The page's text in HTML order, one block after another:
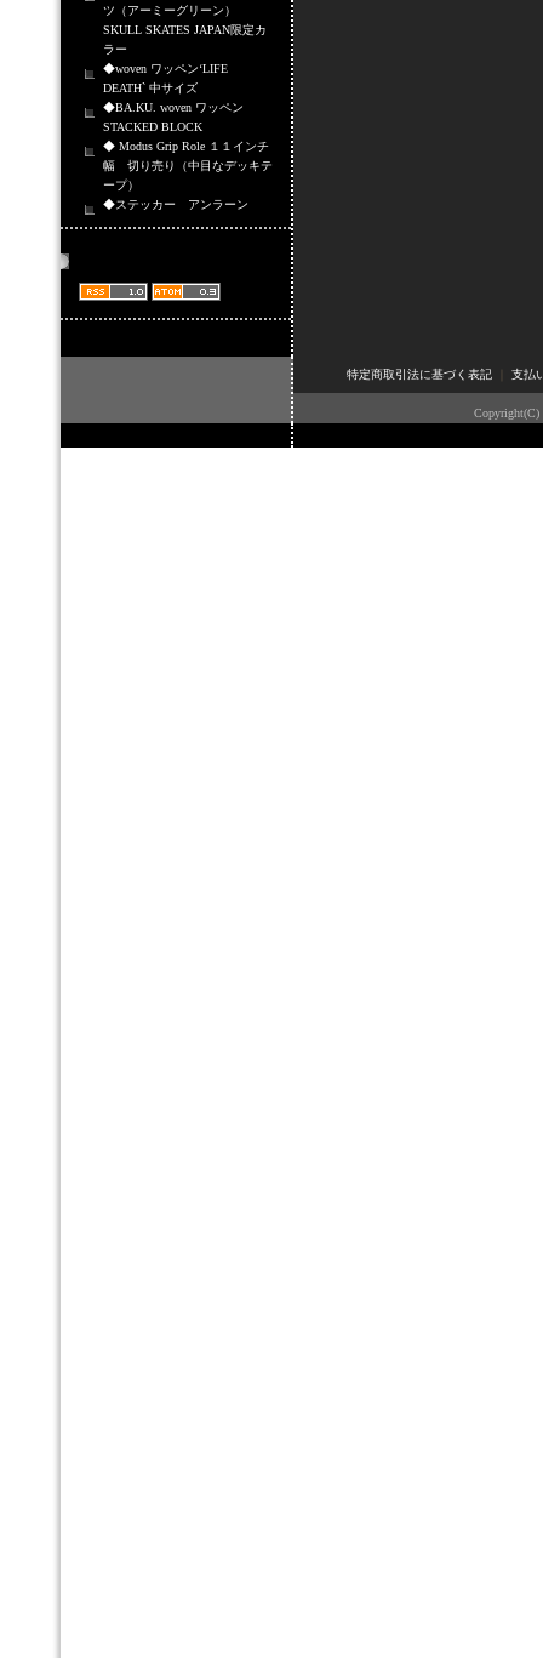
ツ（アーミーグリーン）
SKULL SKATES JAPAN限定カ
ラー
◆woven ワッペン‘LIFE
DEATH` 中サイズ
◆BA.KU. woven ワッペン
STACKED BLOCK
◆ Modus Grip Role １１インチ
幅 切り売り（中目なデッキテ
ープ）
◆ステッカー アンラーン
特定商取引法に基づく表記｜ 支払
Copyright(C)